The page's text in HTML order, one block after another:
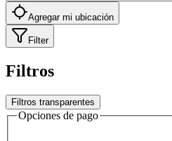
Agregar mi ubicación
Filter
Filtros
Filtros transparentes
Opciones de pago